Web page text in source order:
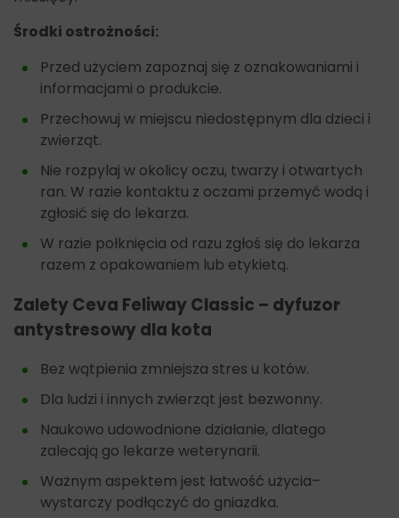
Środki ostrożności:
Przed użyciem zapoznaj się z oznakowaniami i
informacjami o produkcie.
Przechowuj w miejscu niedostępnym dla dzieci i
zwierząt.
Nie rozpylaj w okolicy oczu, twarzy i otwartych
ran. W razie kontaktu z oczami przemyć wodą i
zgłosić się do lekarza.
W razie połknięcia od razu zgłoś się do lekarza
razem z opakowaniem lub etykietą.
Zalety Ceva Feliway Classic – dyfuzor
antystresowy dla kota
Bez wątpienia zmniejsza stres u kotów.
Dla ludzi i innych zwierząt jest bezwonny.
Naukowo udowodnione działanie, dlatego
zalecają go lekarze weterynarii.
Ważnym aspektem jest łatwość użycia–
wystarczy podłączyć do gniazdka.